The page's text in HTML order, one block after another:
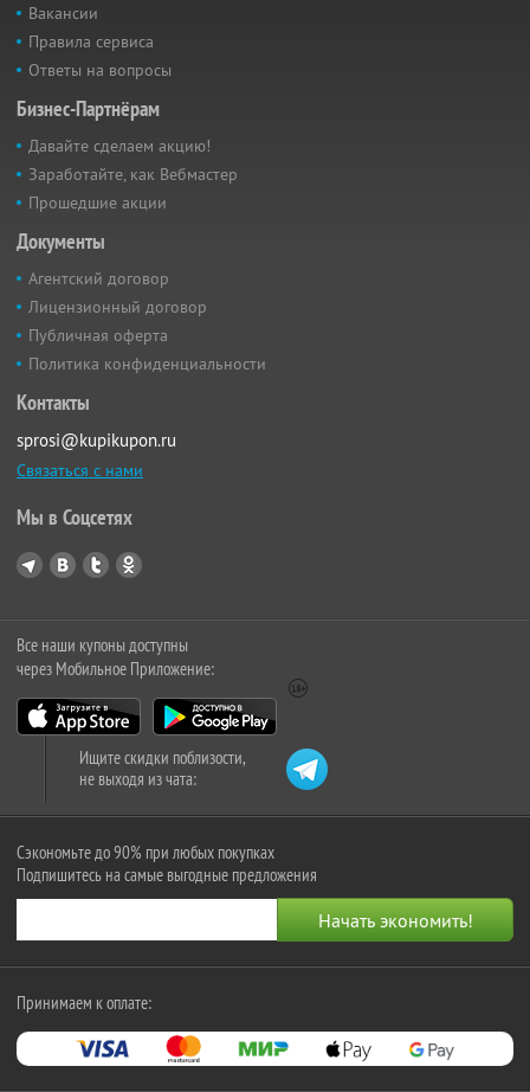
Вакансии
Правила сервиса
Ответы на вопросы
Бизнес-Партнёрам
Давайте сделаем акцию!
Заработайте, как Вебмастер
Прошедшие акции
Документы
Агентский договор
Лицензионный договор
Публичная оферта
Политика конфиденциальности
Контакты
sprosi@kupikupon.ru
Связаться с нами
Мы в Соцсетях
Все наши купоны доступны
через Мобильное Приложение:
Ищите скидки поблизости,
не выходя из чата:
Сэкономьте до 90% при любых покупках
Подпишитесь на самые выгодные предложения
Принимаем к оплате: